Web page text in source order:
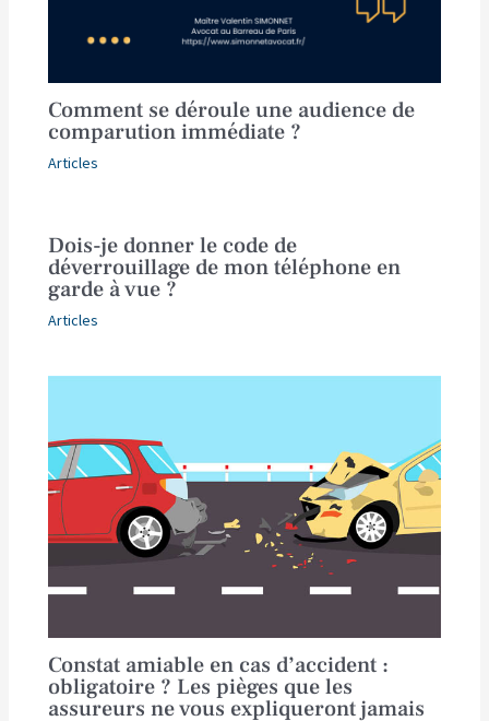
Comment se déroule une audience de
comparution immédiate ?
Articles
Dois-je donner le code de
déverrouillage de mon téléphone en
garde à vue ?
Articles
Constat amiable en cas d’accident :
obligatoire ? Les pièges que les
assureurs ne vous expliqueront jamais